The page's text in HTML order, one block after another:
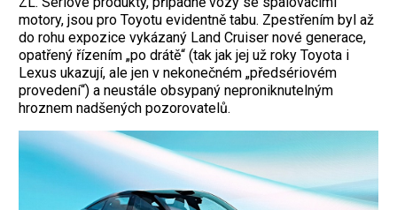
motory, jsou pro Toyotu evidentně tabu. Zpestřením byl až
do rohu expozice vykázaný Land Cruiser nové generace,
opatřený řízením „po drátě“ (tak jak jej už roky Toyota i
Lexus ukazují, ale jen v nekonečném „předsériovém
provedení“) a neustále obsypaný neproniknutelným
hroznem nadšených pozorovatelů.